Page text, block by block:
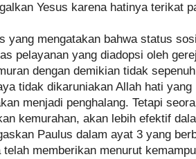
Yesus karena hatinya terikat
yang mengatakan bahwa status
pelayanan yang diadopsi oleh
dengan demikian tidak
tidak dikaruniakan Allah hati
menjadi penghalang. Tetapi
kemurahan, akan lebih efektif
Paulus dalam ayat 3 yang
telah memberikan menurut